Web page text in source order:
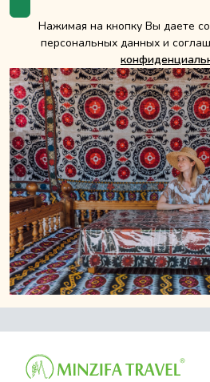
Нажимая на кнопку Вы даете
персональных данных и